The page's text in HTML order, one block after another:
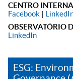
CENTRO
Facebook |
OBSERVATÓRIO
LinkedIn
ESG: